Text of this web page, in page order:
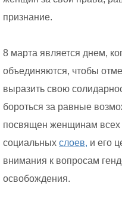
признание.
8 марта является днем,
объединяются, чтобы
выразить свою
бороться за равные
посвящен женщинам всех
социальных слоев, и его
внимания к вопросам
освобождения.